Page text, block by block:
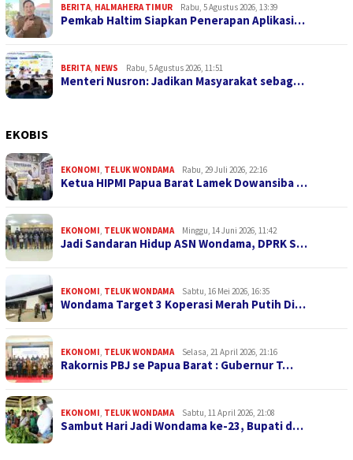
BERITA, HALMAHERA TIMUR Rabu, 5 Agustus 2026, 13:39
Pemkab Haltim Siapkan Penerapan Aplikasi…
BERITA, NEWS Rabu, 5 Agustus 2026, 11:51
Menteri Nusron: Jadikan Masyarakat sebag…
EKOBIS
EKONOMI, TELUK WONDAMA Rabu, 29 Juli 2026, 22:16
Ketua HIPMI Papua Barat Lamek Dowansiba …
EKONOMI, TELUK WONDAMA Minggu, 14 Juni 2026, 11:42
Jadi Sandaran Hidup ASN Wondama, DPRK S…
EKONOMI, TELUK WONDAMA Sabtu, 16 Mei 2026, 16:35
Wondama Target 3 Koperasi Merah Putih Di…
EKONOMI, TELUK WONDAMA Selasa, 21 April 2026, 21:16
Rakornis PBJ se Papua Barat : Gubernur T…
EKONOMI, TELUK WONDAMA Sabtu, 11 April 2026, 21:08
Sambut Hari Jadi Wondama ke-23, Bupati d…